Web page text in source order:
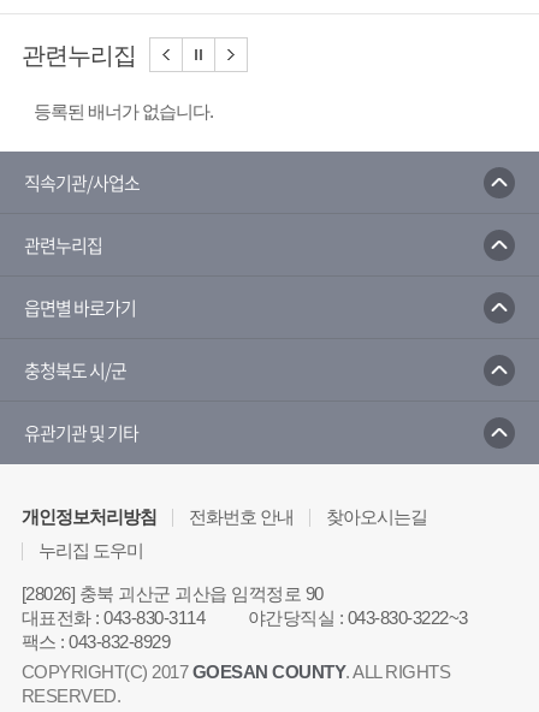
관련누리집
등록된 배너가 없습니다.
직속기관/사업소
관련누리집
읍면별 바로가기
충청북도 시/군
유관기관 및 기타
개인정보처리방침 전화번호 안내
찾아오시는길
누리집 도우미
[28026] 충북 괴산군 괴산읍 임꺽정로 90
대표전화:043-830-3114 야간당직실 : 043-830-3222~3
팩스 :043-832-8929
COPYRIGHT(C) 2017GOESAN COUNTY. ALL RIGHTS
RESERVED.